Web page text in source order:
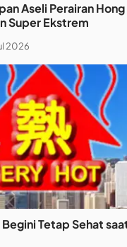
Aseli Perairan
Super Ekstrem
2026
Tetap Sehat